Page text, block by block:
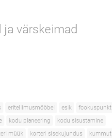
värskeimad
eritellimusmööbel esik
fookuspunkt
kodu planeering
kodu sisustamine
müük korteri sisekujundus kummut